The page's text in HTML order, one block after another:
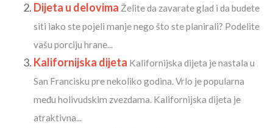
Dijeta u delovima Želite da zavarate glad i da budete
siti iako ste pojeli manje nego što ste planirali? Podelite
vašu porciju hrane...
Kalifornijska dijeta Kalifornijska dijeta je nastala u
San Francisku pre nekoliko godina. Vrlo je popularna
među holivudskim zvezdama. Kalifornijska dijeta je
atraktivna...